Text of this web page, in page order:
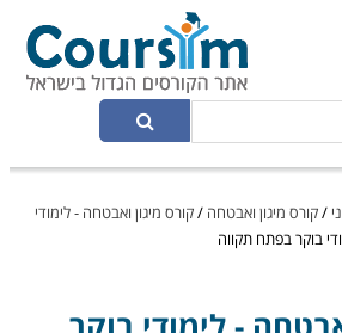
/קורס מיגון ואבטחה /קורס מיגון ואבטחה - לימודי
בוקר בפתח תקווה